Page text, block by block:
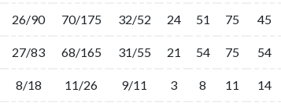
26/90 70/175 32/52 24 51 75 45
27/83 68/165 31/55 21 54 75 54
8/18 11/26 9/11 3 8 11 14